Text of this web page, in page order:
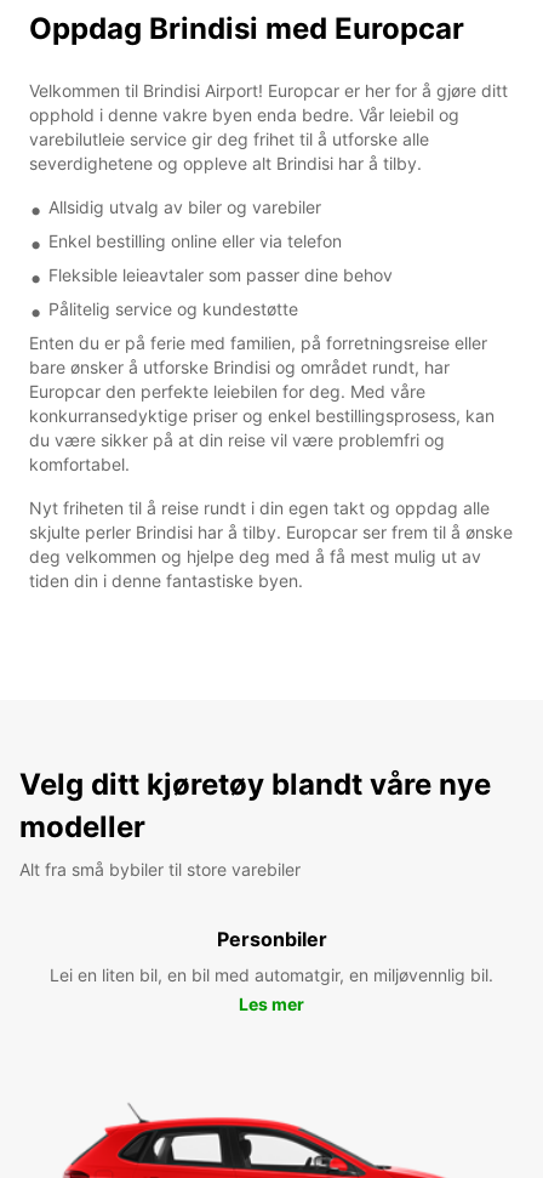
Oppdag Brindisi med Europcar
Velkommen til Brindisi Airport! Europcar er her for å gjøre ditt
opphold i denne vakre byen enda bedre. Vår leiebil og
varebilutleie service gir deg frihet til å utforske alle
severdighetene og oppleve alt Brindisi har å tilby.
Allsidig utvalg av biler og varebiler
Enkel bestilling online eller via telefon
Fleksible leieavtaler som passer dine behov
Pålitelig service og kundestøtte
Enten du er på ferie med familien, på forretningsreise eller
bare ønsker å utforske Brindisi og området rundt, har
Europcar den perfekte leiebilen for deg. Med våre
konkurransedyktige priser og enkel bestillingsprosess, kan
du være sikker på at din reise vil være problemfri og
komfortabel.
Nyt friheten til å reise rundt i din egen takt og oppdag alle
skjulte perler Brindisi har å tilby. Europcar ser frem til å ønske
deg velkommen og hjelpe deg med å få mest mulig ut av
tiden din i denne fantastiske byen.
Velg ditt kjøretøy blandt våre nye
modeller
Alt fra små bybiler til store varebiler
Personbiler
Lei en liten bil, en bil med automatgir, en miljøvennlig bil.
Les mer